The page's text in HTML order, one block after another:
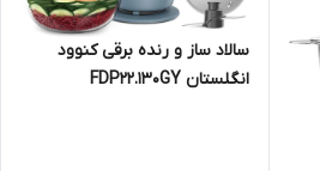
سالاد ساز و رنده برقی کنوود
انگلستان FDP22.130GY